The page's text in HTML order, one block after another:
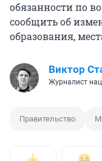
обязанности по
сообщить об
образования,
Виктор
Журналист
Правительство